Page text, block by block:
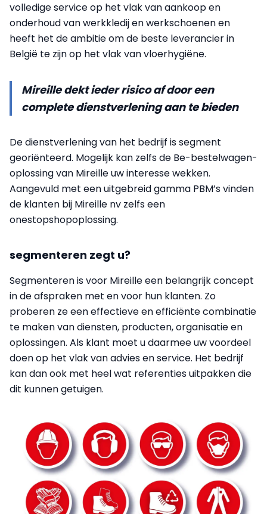
volledige service op het vlak van aankoop en
onderhoud van werkkledij en werkschoenen en
heeft het de ambitie om de beste leverancier in
België te zijn op het vlak van vloerhygiëne.
Mireille dekt ieder risico af door een
complete dienstverlening aan te bieden
De dienstverlening van het bedrijf is segment
georiënteerd. Mogelijk kan zelfs de Be-bestelwagen-
oplossing van Mireille uw interesse wekken.
Aangevuld met een uitgebreid gamma PBM’s vinden
de klanten bij Mireille nv zelfs een
onestopshopoplossing.
segmenteren zegt u?
Segmenteren is voor Mireille een belangrijk concept
in de afspraken met en voor hun klanten. Zo
proberen ze een effectieve en efficiënte combinatie
te maken van diensten, producten, organisatie en
oplossingen. Als klant moet u daarmee uw voordeel
doen op het vlak van advies en service. Het bedrijf
kan dan ook met heel wat referenties uitpakken die
dit kunnen getuigen.